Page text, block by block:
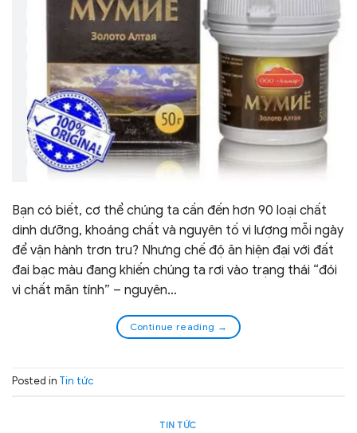
Bạn có biết, cơ thể chúng ta cần đến hơn 90 loại chất
dinh dưỡng, khoáng chất và nguyên tố vi lượng mỗi ngày
để vận hành trơn tru? Nhưng chế độ ăn hiện đại với đất
đai bạc màu đang khiến chúng ta rơi vào trạng thái “đói
vi chất mãn tính” – nguyên…
Continue reading →
Posted in Tin tức
TIN TỨC